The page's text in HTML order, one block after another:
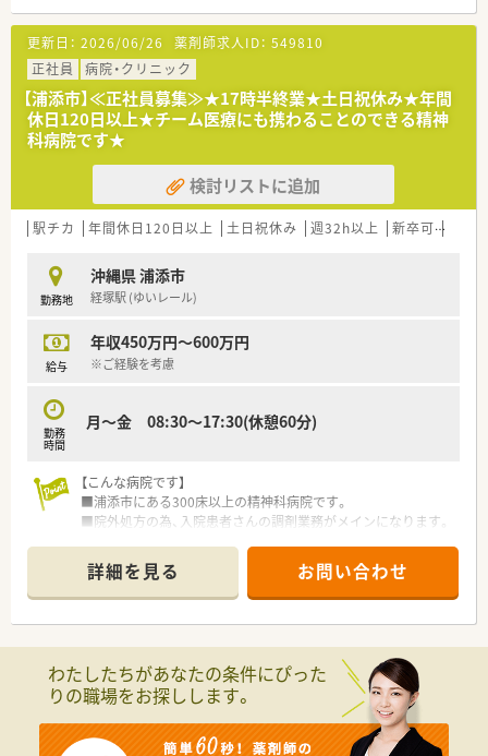
【募集背景と求める人物像について】
■処方箋枚数や業務量の増加に伴い、体制強化を目的とした急募
案件であり、すぐにでも活躍いただける方を求めています。
■周囲との助け合いを大切にできる方や、会社の状況に応じて柔
軟に協力いただける姿勢をお持ちの方は大歓迎です。
■婦人科の処方箋を扱う機会も多いため、患者さまが安心して相
談できる環境づくりに貢献いただける女性の方も歓迎します。
【法人特徴について】
■効率的な調剤手法と合理化を追求しており、限られた時間の中
で患者さまへ質の高いサービスを提供することに注力していま
■DX化を積極的に促進することで業務の効率化を図り、薬剤師
が対人業務などの専門業務に専念できる環境を整えています。
■地域に根ざした信頼される薬局を目指しており、日々の進化を
【求人情報について】
■祝日を含まない完全週休二日制を採用しており、年間休日は
の経験を活かして長期的に活躍し続けることが可能です。
更新日： 2026/06/26 薬剤師求人ID： 549810
正社員
病院・クリニック
【浦添市】≪正社員募集≫★17時半終業★土日祝休み★年間
休日120日以上★チーム医療にも携わることのできる精神
科病院です★
検討リストに追加
駅チカ 年間休日120日以上 土日祝休み 週32h以上 新卒可
勤務地
沖縄県 浦添市
経塚駅 (ゆいレール)
給与
年収450万円～600万円
※ご経験を考慮
勤務
時間
月～金 08:30～17:30(休憩60分)
【こんな病院です】
■浦添市にある300床以上の精神科病院です。
■院外処方の為、入院患者さんの調剤業務がメインになります。
詳細を見る お問い合わせ
わたしたちがあなたの条件にぴった
りの職場をお探しします。